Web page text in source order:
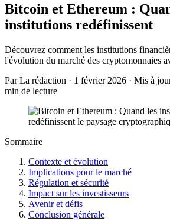
Bitcoin et Ethereum :
institutions redéfinissent
Découvrez comment les institutions
l'évolution du marché des cryptomonnaies
Par La rédaction · 1 février 2026 · Mis à
min de lecture
Sommaire
Contexte et évolution
Implications pour le marché
Régulation et sécurité
Impact sur les investisseurs
Avenir et défis
Conclusion générale